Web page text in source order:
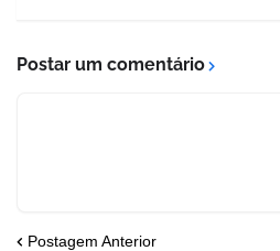
Postar um comentário
Postagem Anterior